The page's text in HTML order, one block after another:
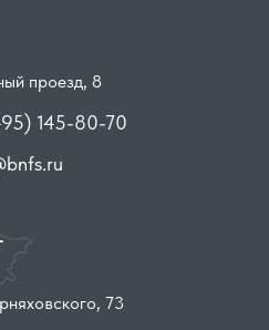
проезд, 8
145-80-70
73